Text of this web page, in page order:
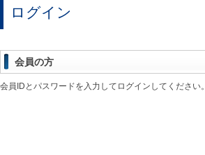
ログイン
会員の方
会員IDとパスワードを入力してログインしてください。